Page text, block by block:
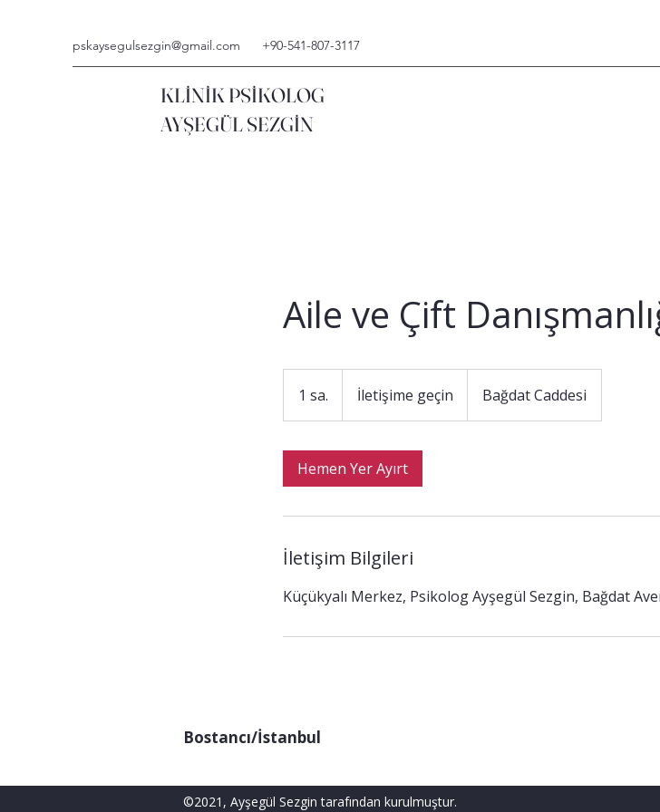
pskaysegulsezgin@gmail.com +90-541-807-3117
KLİNİK PSİKOLOG
AYŞEGÜL SEZGİN
Aile ve Çift
1 sa.
s
İletişime geçin Bağdat Caddesi
Hemen Yer Ayırt
İletişim Bilgileri
Küçükyalı Merkez, Psikolog Ayşegül Sezgin, Bağdat
Bostancı/İstanbul
©2021, Ayşegül Sezgin tarafından kurulmuştur.